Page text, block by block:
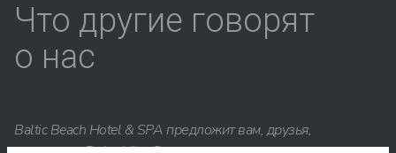
Что другие говорят
о нас
Baltic Beach Hotel & SPA предложит вам, друзья,